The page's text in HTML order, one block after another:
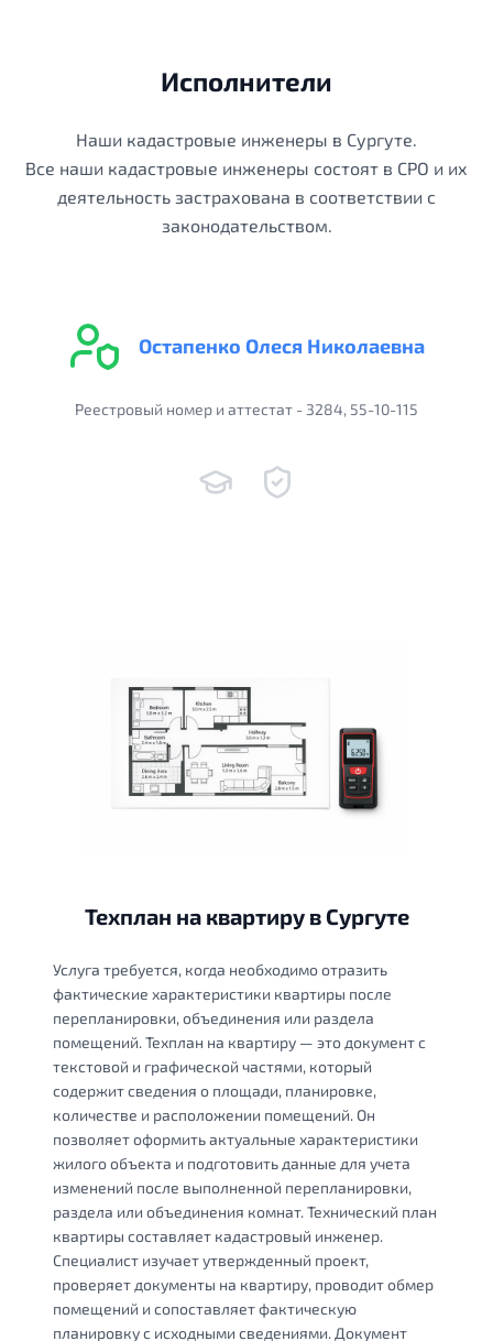
Исполнители
Наши кадастровые инженеры в Сургуте.
Все наши кадастровые инженеры состоят в СРО и их
деятельность застрахована в соответствии с
законодательством.
Остапенко Олеся Николаевна
Реестровый номер и аттестат - 3284, 55-10-115
Техплан на квартиру в Сургуте
Услуга требуется, когда необходимо отразить
фактические характеристики квартиры после
перепланировки, объединения или раздела
помещений. Техплан на квартиру — это документ с
текстовой и графической частями, который
содержит сведения о площади, планировке,
количестве и расположении помещений. Он
позволяет оформить актуальные характеристики
жилого объекта и подготовить данные для учета
изменений после выполненной перепланировки,
раздела или объединения комнат. Технический план
квартиры составляет кадастровый инженер.
Специалист изучает утвержденный проект,
проверяет документы на квартиру, проводит обмер
помещений и сопоставляет фактическую
планировку с исходными сведениями. Документ